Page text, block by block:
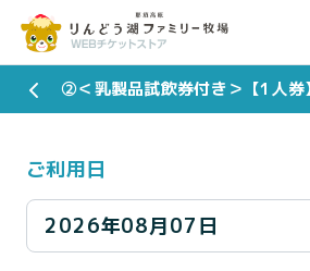
利用規約 特
②＜乳製品試飲券付き＞【1人券
ご利用日
2026年08月07日